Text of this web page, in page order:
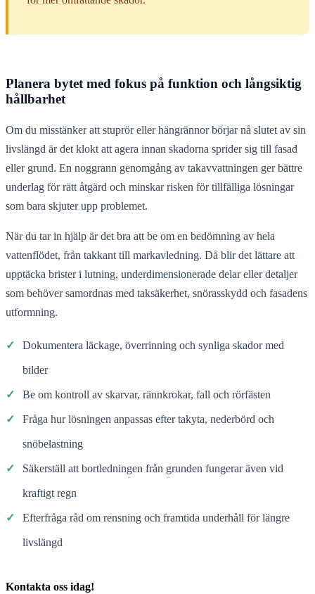
Planera bytet med fokus på funktion och långsiktig
hållbarhet
Om du misstänker att stuprör eller hängrännor börjar nå slutet av sin
livslängd är det klokt att agera innan skadorna sprider sig till fasad
eller grund. En noggrann genomgång av takavvattningen ger bättre
underlag för rätt åtgärd och minskar risken för tillfälliga lösningar
som bara skjuter upp problemet.
När du tar in hjälp är det bra att be om en bedömning av hela
vattenflödet, från takkant till markavledning. Då blir det lättare att
upptäcka brister i lutning, underdimensionerade delar eller detaljer
som behöver samordnas med taksäkerhet, snörasskydd och fasadens
utformning.
✓ Dokumentera läckage, överrinning och synliga skador med
bilder
✓ Be om kontroll av skarvar, rännkrokar, fall och rörfästen
✓ Fråga hur lösningen anpassas efter takyta, nederbörd och
snöbelastning
✓ Säkerställ att bortledningen från grunden fungerar även vid
kraftigt regn
✓ Efterfråga råd om rensning och framtida underhåll för längre
livslängd
Kontakta oss idag!